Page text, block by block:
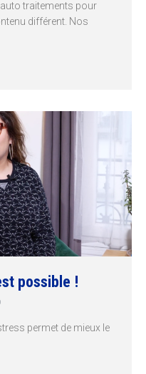
traitements pour
différent. Nos
possible !
permet de mieux le